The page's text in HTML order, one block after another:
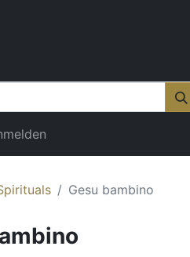
Gesu bambino